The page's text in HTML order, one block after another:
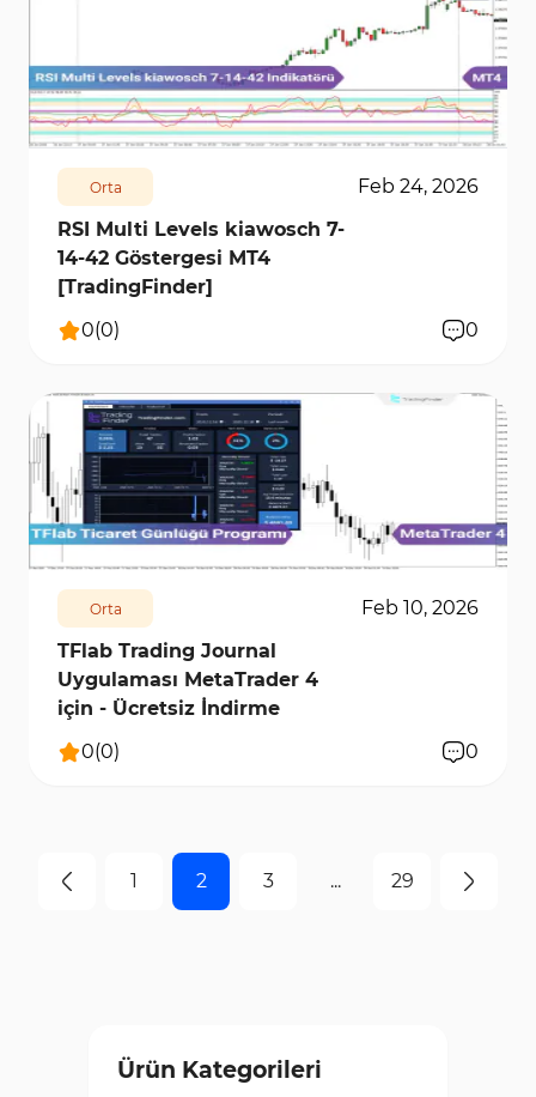
213 6880 0
Orta
Feb 24, 2026
RSI Multi Levels kiawosch 7-
14-42 Göstergesi MT4
[TradingFinder]
0(0) 0
709 7562 0
Orta
Feb 10, 2026
TFlab Trading Journal
Uygulaması MetaTrader 4
için - Ücretsiz İndirme
0(0) 0
1 2 3 ... 29
Ürün Kategorileri